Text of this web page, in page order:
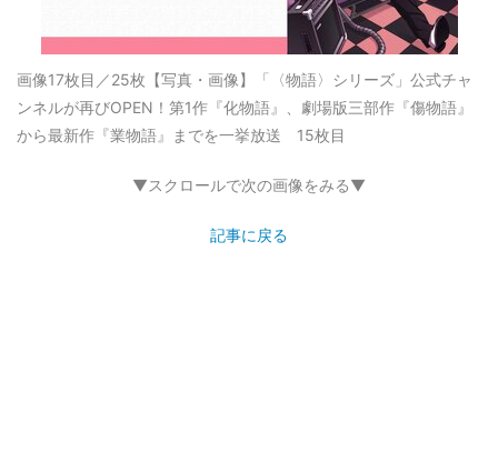
画像17枚目／25枚 【写真・画像】「〈物語〉シリーズ」公式チャ
ンネルが再びOPEN！第1作『化物語』、劇場版三部作『傷物語』
から最新作『業物語』までを一挙放送 15枚目
▼スクロールで次の画像をみる▼
記事に戻る